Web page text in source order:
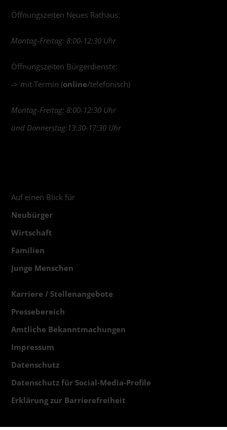
Öffnungszeiten Neues Rathaus:
Montag-Freitag: 8:00-12:30 Uhr
Öffnungszeiten Bürgerdienste:
-> mit Termin (online/telefonisch)
Montag-Freitag: 8:00-12:30 Uhr
und Donnerstag:13:30-17:30 Uhr
Auf einen Blick für
Neubürger
Wirtschaft
Familien
Junge Menschen
Karriere / Stellenangebote
Pressebereich
Amtliche Bekanntmachungen
Impressum
Datenschutz
Datenschutz für Social-Media-Profile
Erklärung zur Barrierefreiheit